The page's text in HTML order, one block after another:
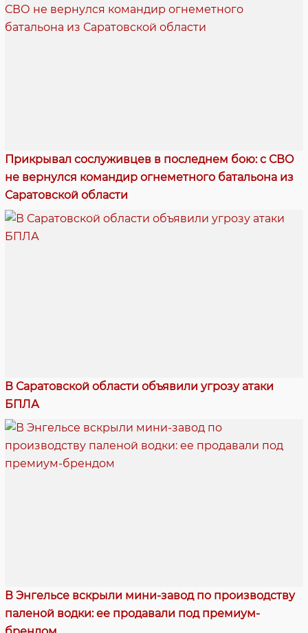
Прикрывал сослуживцев в последнем бою: с СВО
не вернулся командир огнеметного батальона из
Саратовской области
В Саратовской области объявили угрозу атаки
БПЛА
В Энгельсе вскрыли мини-завод по производству
паленой водки: ее продавали под премиум-